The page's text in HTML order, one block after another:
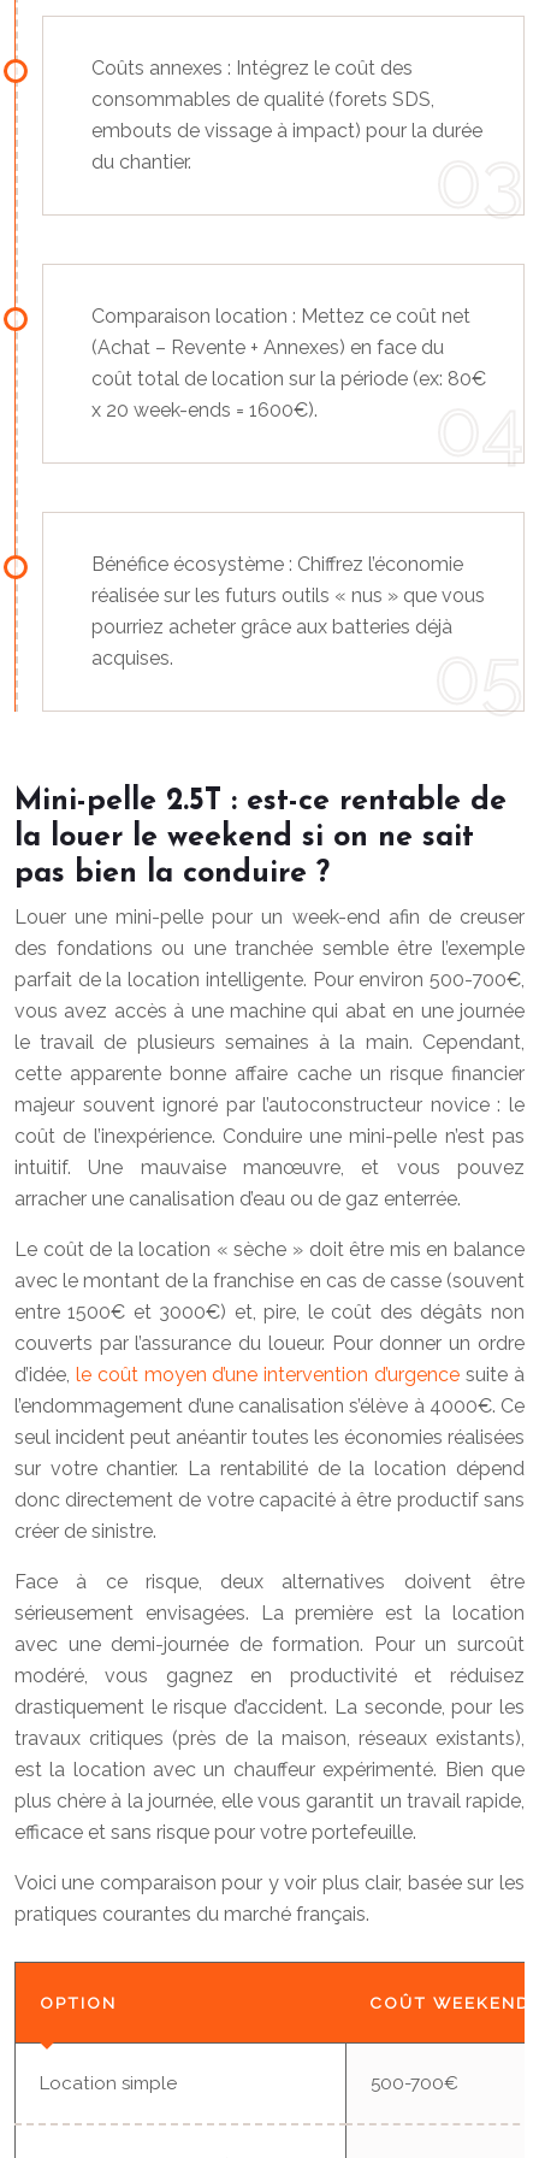
Coûts annexes : Intégrez le coût des
consommables de qualité (forets SDS,
embouts de vissage à impact) pour la durée
du chantier.
Comparaison location : Mettez ce coût net
(Achat – Revente + Annexes) en face du
coût total de location sur la période (ex: 80€
x 20 week-ends = 1600€).
Bénéfice écosystème : Chiffrez l’économie
réalisée sur les futurs outils « nus » que vous
pourriez acheter grâce aux batteries déjà
acquises.
Mini-pelle 2.5T : est-ce rentable de
la louer le weekend si on ne sait
pas bien la conduire ?
Louer une mini-pelle pour un week-end afin de creuser
des fondations ou une tranchée semble être l’exemple
parfait de la location intelligente. Pour environ 500-700€,
vous avez accès à une machine qui abat en une journée
le travail de plusieurs semaines à la main. Cependant,
cette apparente bonne affaire cache un risque financier
majeur souvent ignoré par l’autoconstructeur novice : le
coût de l’inexpérience. Conduire une mini-pelle n’est pas
intuitif. Une mauvaise manœuvre, et vous pouvez
arracher une canalisation d’eau ou de gaz enterrée.
Le coût de la location « sèche » doit être mis en balance
avec le montant de la franchise en cas de casse (souvent
entre 1500€ et 3000€) et, pire, le coût des dégâts non
couverts par l’assurance du loueur. Pour donner un ordre
d’idée, le coût moyen d’une intervention d’urgence suite à
l’endommagement d’une canalisation s’élève à 4000€. Ce
seul incident peut anéantir toutes les économies réalisées
sur votre chantier. La rentabilité de la location dépend
donc directement de votre capacité à être productif sans
créer de sinistre.
Face à ce risque, deux alternatives doivent être
sérieusement envisagées. La première est la location
avec une demi-journée de formation. Pour un surcoût
modéré, vous gagnez en productivité et réduisez
drastiquement le risque d’accident. La seconde, pour les
travaux critiques (près de la maison, réseaux existants),
est la location avec un chauffeur expérimenté. Bien que
plus chère à la journée, elle vous garantit un travail rapide,
efficace et sans risque pour votre portefeuille.
Voici une comparaison pour y voir plus clair, basée sur les
pratiques courantes du marché français.
OPTION COÛT WEEKEND
Location simple 500-700€